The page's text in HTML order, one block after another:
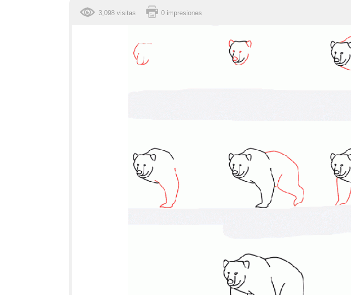
3,098 visitas 0 impresiones